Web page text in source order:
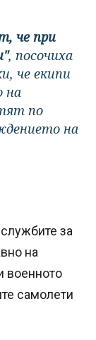
че при
, посочиха
че екипи
на
по
на
за
на
военното
самолети